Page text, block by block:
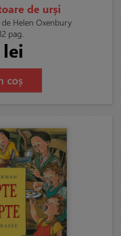
de urși
Helen Oxenbury
pag.
coș